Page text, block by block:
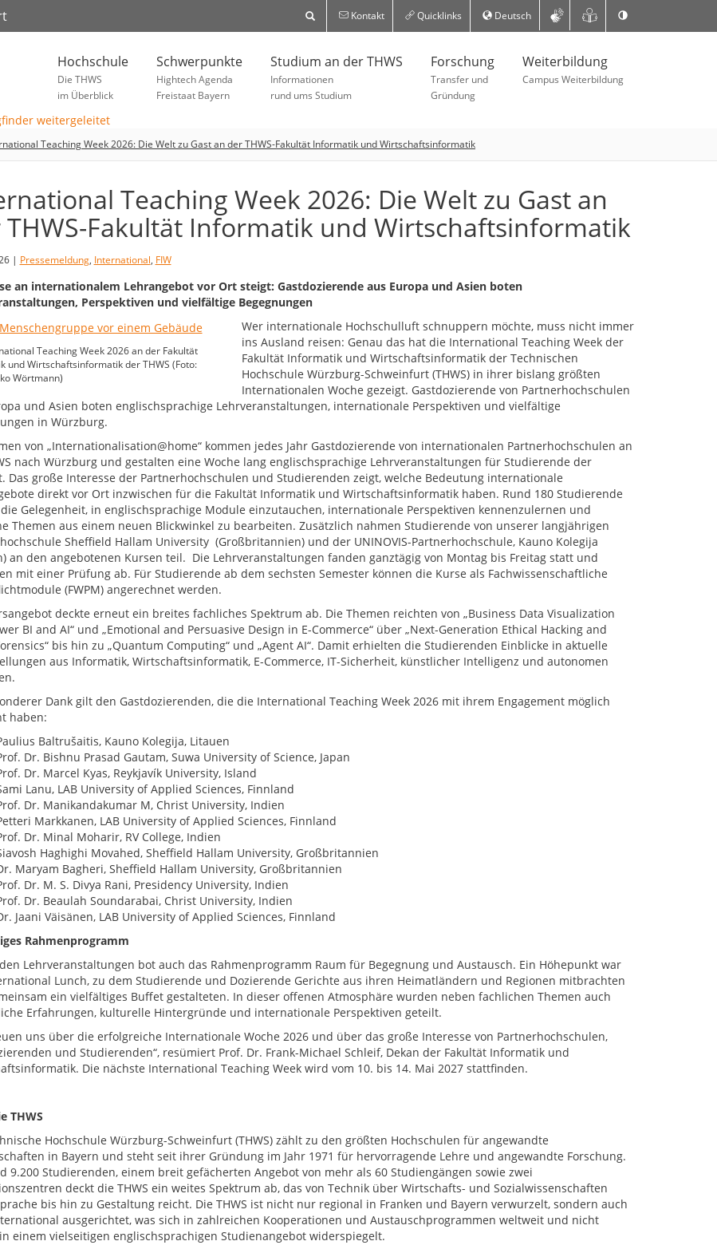
Kontakt Quicklinks Deutsch
Hochschule
Die THWS
im Überblick
Schwerpunkte
Hightech Agenda
Freistaat Bayern
Studium an der THWS
Informationen
rund ums Studium
Forschung
Transfer und
Gründung
Weiterbildung
Campus Weiterbildung
Teaching Week 2026: Die Welt zu Gast an der THWS-Fakultät Informatik und Wirtschaftsinformatik
Teaching Week 2026: Die Welt zu Gast an
THWS-Fakultät Informatik und Wirtschaftsinformatik
| Pressemeldung, International, FIW
an internationalem Lehrangebot vor Ort steigt: Gastdozierende aus Europa und Asien boten
Perspektiven und vielfältige Begegnungen
Teaching Week 2026 an der Fakultät
und Wirtschaftsinformatik der THWS (Foto:
Wörtmann)
Wer internationale Hochschulluft schnuppern möchte, muss nicht immer
ins Ausland reisen: Genau das hat die International Teaching Week der
Fakultät Informatik und Wirtschaftsinformatik der Technischen
Hochschule Würzburg-Schweinfurt (THWS) in ihrer bislang größten
Internationalen Woche gezeigt. Gastdozierende von Partnerhochschulen
und Asien boten englischsprachige Lehrveranstaltungen, internationale Perspektiven und vielfältige
in Würzburg.
von „Internationalisation@home“ kommen jedes Jahr Gastdozierende von internationalen Partnerhochschulen an
nach Würzburg und gestalten eine Woche lang englischsprachige Lehrveranstaltungen für Studierende der
Das große Interesse der Partnerhochschulen und Studierenden zeigt, welche Bedeutung internationale
direkt vor Ort inzwischen für die Fakultät Informatik und Wirtschaftsinformatik haben. Rund 180 Studierende
Gelegenheit, in englischsprachige Module einzutauchen, internationale Perspektiven kennenzulernen und
Themen aus einem neuen Blickwinkel zu bearbeiten. Zusätzlich nahmen Studierende von unserer langjährigen
Sheffield Hallam University (Großbritannien) und der UNINOVIS-Partnerhochschule, Kauno Kolegija
an den angebotenen Kursen teil. Die Lehrveranstaltungen fanden ganztägig von Montag bis Freitag statt und
mit einer Prüfung ab. Für Studierende ab dem sechsten Semester können die Kurse als Fachwissenschaftliche
(FWPM) angerechnet werden.
deckte erneut ein breites fachliches Spektrum ab. Die Themen reichten von „Business Data Visualization
BI and AI“ und „Emotional and Persuasive Design in E-Commerce“ über „Next-Generation Ethical Hacking and
bis hin zu „Quantum Computing“ und „Agent AI“. Damit erhielten die Studierenden Einblicke in aktuelle
aus Informatik, Wirtschaftsinformatik, E-Commerce, IT-Sicherheit, künstlicher Intelligenz und autonomen
Dank gilt den Gastdozierenden, die die International Teaching Week 2026 mit ihrem Engagement möglich
haben:
Baltrušaitis, Kauno Kolegija, Litauen
Dr. Bishnu Prasad Gautam, Suwa University of Science, Japan
Dr. Marcel Kyas, Reykjavík University, Island
Lanu, LAB University of Applied Sciences, Finnland
Dr. Manikandakumar M, Christ University, Indien
Markkanen, LAB University of Applied Sciences, Finnland
Dr. Minal Moharir, RV College, Indien
Haghighi Movahed, Sheffield Hallam University, Großbritannien
Maryam Bagheri, Sheffield Hallam University, Großbritannien
Dr. M. S. Divya Rani, Presidency University, Indien
Dr. Beaulah Soundarabai, Christ University, Indien
Jaani Väisänen, LAB University of Applied Sciences, Finnland
Rahmenprogramm
Lehrveranstaltungen bot auch das Rahmenprogramm Raum für Begegnung und Austausch. Ein Höhepunkt war
Lunch, zu dem Studierende und Dozierende Gerichte aus ihren Heimatländern und Regionen mitbrachten
ein vielfältiges Buffet gestalteten. In dieser offenen Atmosphäre wurden neben fachlichen Themen auch
Erfahrungen, kulturelle Hintergründe und internationale Perspektiven geteilt.
uns über die erfolgreiche Internationale Woche 2026 und über das große Interesse von Partnerhochschulen,
und Studierenden“, resümiert Prof. Dr. Frank-Michael Schleif, Dekan der Fakultät Informatik und
Die nächste International Teaching Week wird vom 10. bis 14. Mai 2027 stattfinden.
THWS
Hochschule Würzburg-Schweinfurt (THWS) zählt zu den größten Hochschulen für angewandte
in Bayern und steht seit ihrer Gründung im Jahr 1971 für hervorragende Lehre und angewandte Forschung.
9.200 Studierenden, einem breit gefächerten Angebot von mehr als 60 Studiengängen sowie zwei
deckt die THWS ein weites Spektrum ab, das von Technik über Wirtschafts- und Sozialwissenschaften
bis hin zu Gestaltung reicht. Die THWS ist nicht nur regional in Franken und Bayern verwurzelt, sondern auch
ausgerichtet, was sich in zahlreichen Kooperationen und Austauschprogrammen weltweit und nicht
einem vielseitigen englischsprachigen Studienangebot widerspiegelt.